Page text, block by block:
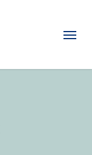
Menu